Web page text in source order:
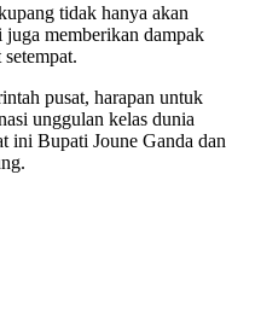
tidak hanya akan
juga memberikan dampak
pusat, harapan untuk
unggulan kelas dunia
ini Bupati Joune Ganda dan